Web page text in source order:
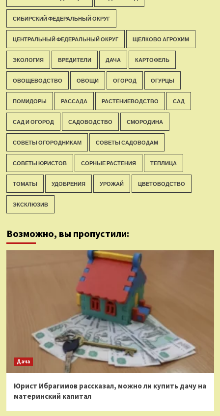
СИБИРСКИЙ ФЕДЕРАЛЬНЫЙ ОКРУГ
ЦЕНТРАЛЬНЫЙ ФЕДЕРАЛЬНЫЙ ОКРУГ ЩЕЛКОВО АГРОХИМ
ЭКОЛОГИЯ ВРЕДИТЕЛИ ДАЧА КАРТОФЕЛЬ
ОВОЩЕВОДСТВО ОВОЩИ ОГОРОД ОГУРЦЫ
ПОМИДОРЫ РАССАДА РАСТЕНИЕВОДСТВО САД
САД И ОГОРОД САДОВОДСТВО СМОРОДИНА
СОВЕТЫ ОГОРОДНИКАМ СОВЕТЫ САДОВОДАМ
СОВЕТЫ ЮРИСТОВ СОРНЫЕ РАСТЕНИЯ ТЕПЛИЦА
ТОМАТЫ УДОБРЕНИЯ УРОЖАЙ ЦВЕТОВОДСТВО
ЭКСКЛЮЗИВ
Возможно, вы пропустили:
Дача
Юрист Ибрагимов рассказал, можно ли купить дачу на
материнский капитал